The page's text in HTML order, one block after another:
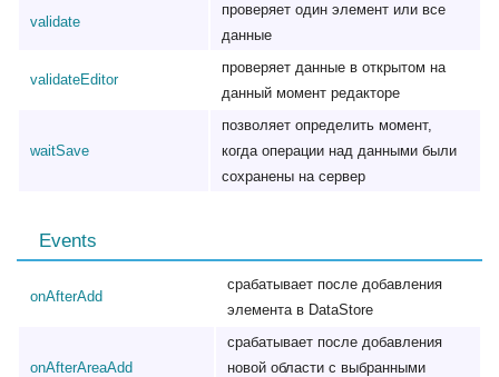
validate
проверяет один элемент или все
данные
validateEditor
проверяет данные в открытом на
данный момент редакторе
waitSave
позволяет определить момент,
когда операции над данными были
сохранены на сервер
Events
onAfterAdd
срабатывает после добавления
элемента в DataStore
onAfterAreaAdd
срабатывает после добавления
новой области с выбранными